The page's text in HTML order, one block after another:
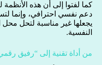
كما لفتوا إلى أن هذه
دعم نفسي احترافي، وإنما
يجعلها غير مناسبة لتحل
النفسية.
من أداة تقنية إلى “رفيق